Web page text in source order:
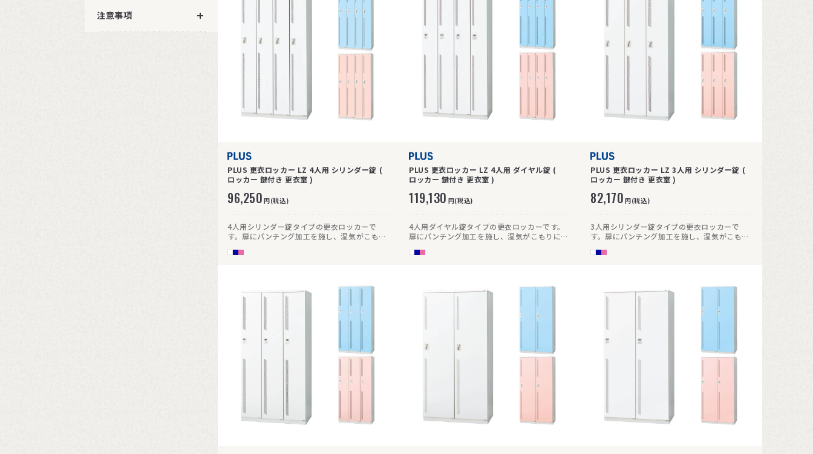
注意事項
PLUS 更衣ロッカー LZ 4人用 シリンダー錠 (
ロッカー 鍵付き 更衣室 )
96,250 円(税込)
4人用シリンダー錠タイプの更衣ロッカーで
す。扉にパンチング加工を施し、湿気がこもり
PLUS 更衣ロッカー LZ 4人用 ダイヤル錠 (
ロッカー 鍵付き 更衣室 )
119,130 円(税込)
4人用ダイヤル錠タイプの更衣ロッカーです。
扉にパンチング加工を施し、湿気がこもりにく
PLUS 更衣ロッカー LZ 3人用 シリンダー錠 (
ロッカー 鍵付き 更衣室 )
82,170 円(税込)
3人用シリンダー錠タイプの更衣ロッカーで
す。扉にパンチング加工を施し、湿気がこもり